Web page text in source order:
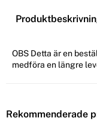
OBS Detta är en
medföra en längre
Rekommenderade